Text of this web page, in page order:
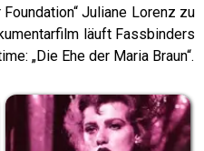
Juliane Lorenz zu
läuft Fassbinders
„Die Ehe der Maria Braun“.